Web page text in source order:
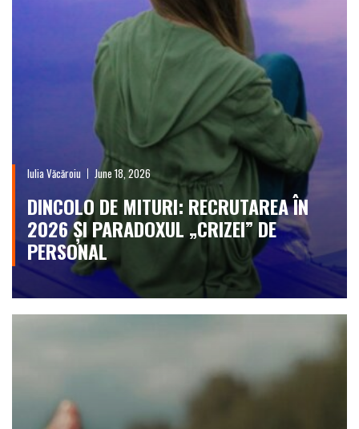
Iulia Văcăroiu June 18, 2026
DINCOLO DE MITURI: RECRUTAREA ÎN
2026 ȘI PARADOXUL „CRIZEI” DE
PERSONAL